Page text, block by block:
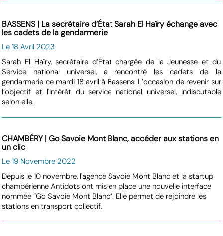
BASSENS | La secrétaire d’État Sarah El Haïry échange avec
les cadets de la gendarmerie
Le 18 Avril 2023
Sarah El Haïry, secrétaire d’État chargée de la Jeunesse et du
Service national universel, a rencontré les cadets de la
gendarmerie ce mardi 18 avril à Bassens. L’occasion de revenir sur
l’objectif et l'intérêt du service national universel, indiscutable
selon elle.
CHAMBÉRY | Go Savoie Mont Blanc, accéder aux stations en
un clic
Le 19 Novembre 2022
Depuis le 10 novembre, l'agence Savoie Mont Blanc et la startup
chambérienne Antidots ont mis en place une nouvelle interface
nommée “Go Savoie Mont Blanc”. Elle permet de rejoindre les
stations en transport collectif.